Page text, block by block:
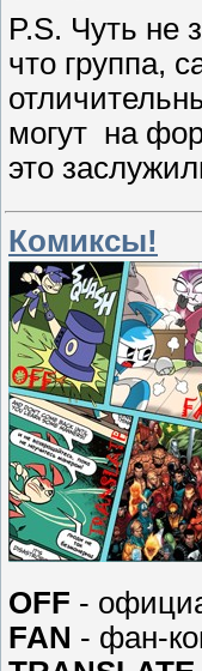
P.S. Чуть не
что группа,
могут на
это
Комиксы!
OFF -
FAN - фан-